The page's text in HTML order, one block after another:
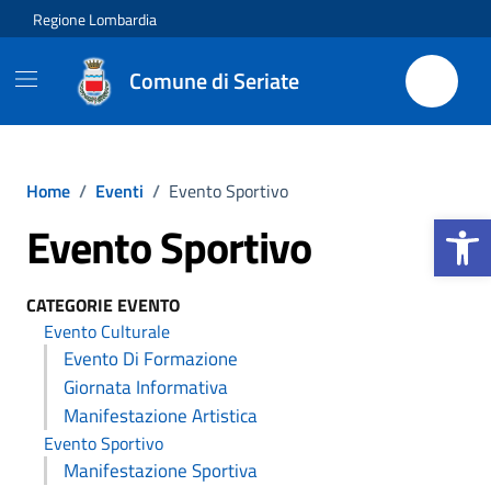
Apri la
Vai ai contenuti
Vai al footer
Regione Lombardia
Comune di Seriate
Home / Eventi / Evento Sportivo
Evento Sportivo
CATEGORIE EVENTO
Evento Culturale
Evento Di Formazione
Giornata Informativa
Manifestazione Artistica
Evento Sportivo
Manifestazione Sportiva